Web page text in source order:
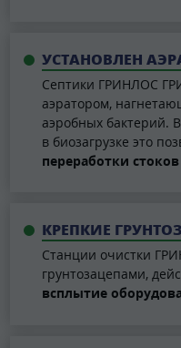
УСТАНОВЛЕН
Септики ГРИНЛОС
аэратором,
аэробных бактерий.
в биозагрузке это
переработки стоков
КРЕПКИЕ
Станции очистки
грунтозацепами,
всплытие